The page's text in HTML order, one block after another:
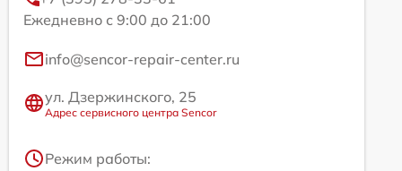
Ежедневно с 9:00 до 21:00
info@sencor-repair-center.ru
ул. Дзержинского, 25
Адрес сервисного центра Sencor
Режим работы: